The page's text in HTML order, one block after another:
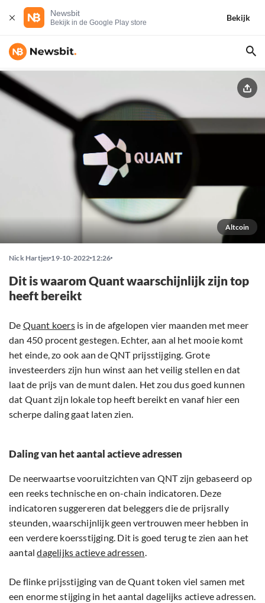
Newsbit
Bekijk in de Google Play store
Bekijk
Altcoin
Nick Hartjes 19-10-2022 12:26
Dit is waarom Quant waarschijnlijk zijn top
heeft bereikt
De Quant koersis in de afgelopen vier maanden met meer
dan 450 procent gestegen. Echter, aan al het mooie komt
het einde, zo ook aan de QNT prijsstijging. Grote
investeerders zijn hun winst aan het veilig stellen en dat
laat de prijs van de munt dalen. Het zou dus goed kunnen
dat Quant zijn lokale top heeft bereikt en vanaf hier een
scherpe daling gaat laten zien.
Daling van het aantal actieve adressen
De neerwaartse vooruitzichten van QNT zijn gebaseerd op
een reeks technische en on-chain indicatoren. Deze
indicatoren suggereren dat beleggers die de prijsrally
steunden, waarschijnlijk geen vertrouwen meer hebben in
een verdere koersstijging. Dit is goed terug te zien aan het
aantaldagelijks actieve adressen.
De flinke prijsstijging van de Quant token viel samen met
een enorme stijging in het aantal dagelijks actieve adressen.